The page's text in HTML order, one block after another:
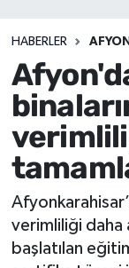
HABERLER
verimliliği daha
başlatılan
Sağlık
Eğitim
Sivil
Ekonomi
Magazin